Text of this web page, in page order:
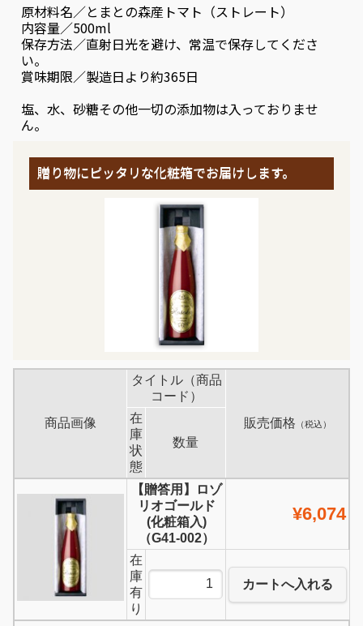
原材料名／とまとの森産トマト（ストレート）
内容量／500ml
保存方法／直射日光を避け、常温で保存してくださ
い。
賞味期限／製造日より約365日
塩、水、砂糖その他一切の添加物は入っておりませ
ん。
贈り物にピッタリな化粧箱でお届けします。
商品画像
タイトル（商品
コード）
販売価格 （税込）
在
庫
状
態
数量
【贈答用】ロゾ
リオゴールド
(化粧箱入)
（G41-002）
¥6,074
在
庫
有
り
カートへ入れる